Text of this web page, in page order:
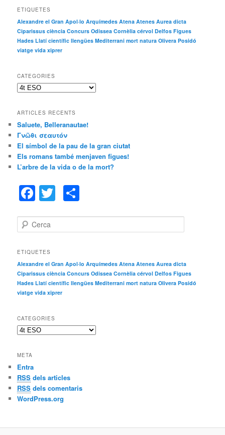
c
ETIQUETES
Alexandre el Gran Apol·lo Arquímedes Atena Atenes Aurea dicta
Ciparissus ciència Concurs Odissea Cornèlia cérvol Delfos Figues
Hades Llatí científic llengües Mediterrani mort natura Olivera Posidó
viatge vida xiprer
CATEGORIES
C
e
g
o
r
i
e
ARTICLES RECENTS
Saluete, Belleranautae!
Γνῶθι σεαυτόν
El símbol de la pau de la gran ciutat
Els romans també menjaven figues!
L’arbre de la vida o de la mort?
F
c
b
o
o
T
itt m
ar
te
ix
e
c
ETIQUETES
Alexandre el Gran Apol·lo Arquímedes Atena Atenes Aurea dicta
Ciparissus ciència Concurs Odissea Cornèlia cérvol Delfos Figues
Hades Llatí científic llengües Mediterrani mort natura Olivera Posidó
viatge vida xiprer
CATEGORIES
C
e
g
o
r
i
META
Entra
RSS dels articles
RSS dels comentaris
WordPress.org